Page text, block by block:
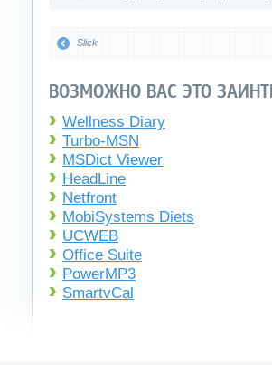
Slick
ВОЗМОЖНО ВАС ЭТО
Wellness Diary
Turbo-MSN
MSDict Viewer
HeadLine
Netfront
MobiSystems Diets
UCWEB
Office Suite
PowerMP3
SmartvCal